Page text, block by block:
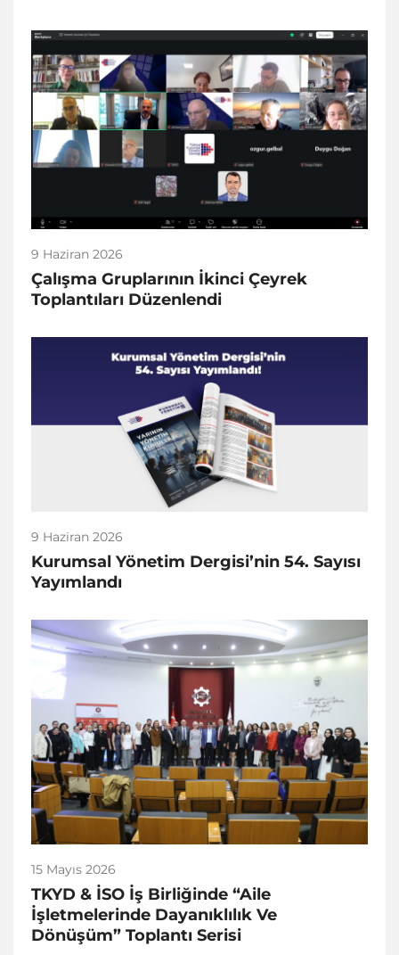
9 Haziran 2026
Çalışma Gruplarının İkinci Çeyrek
Toplantıları Düzenlendi
9 Haziran 2026
Kurumsal Yönetim Dergisi’nin 54. Sayısı
Yayımlandı
15 Mayıs 2026
TKYD & İSO İş Birliğinde “Aile
İşletmelerinde Dayanıklılık Ve
Dönüşüm” Toplantı Serisi